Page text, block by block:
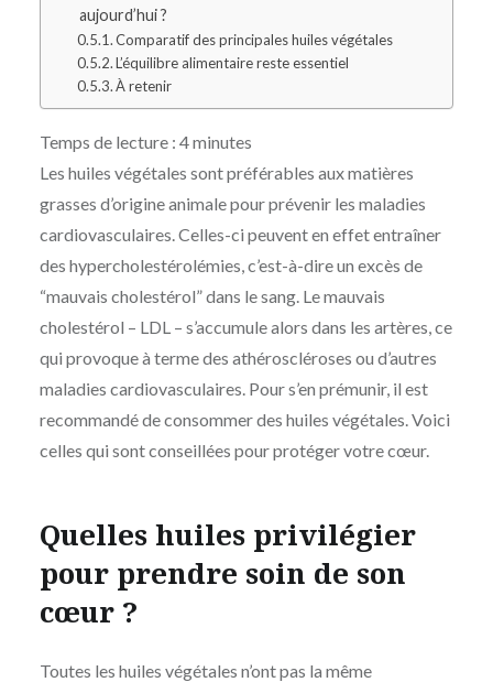
aujourd’hui ?
Comparatif des principales huiles végétales
L’équilibre alimentaire reste essentiel
À retenir
Temps de lecture : 4minutes
Les huiles végétales sont préférables aux matières
grasses d’origine animale pour prévenir les maladies
cardiovasculaires. Celles-ci peuvent en effet entraîner
des hypercholestérolémies, c’est-à-dire un excès de
“mauvais cholestérol” dans le sang. Le mauvais
cholestérol – LDL – s’accumule alors dans les artères, ce
qui provoque à terme des athéroscléroses ou d’autres
maladies cardiovasculaires. Pour s’en prémunir, il est
recommandé de consommer des huiles végétales. Voici
celles qui sont conseillées pour protéger votre cœur.
Quelles huiles privilégier
pour prendre soin de son
cœur ?
Toutes les huiles végétales n’ont pas la même